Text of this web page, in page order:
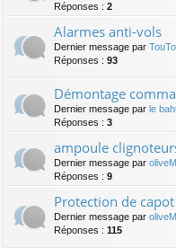
Réponses : 2
Alarmes anti-vols
Dernier message par
Réponses : 93
Démontage
Dernier message par le
Réponses : 3
ampoule
Dernier message par
Réponses : 9
Protection de
Dernier message par
Réponses : 115